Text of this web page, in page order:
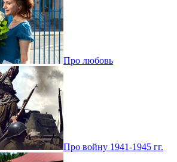
Про любовь
Про войну 1941-1945 гг.